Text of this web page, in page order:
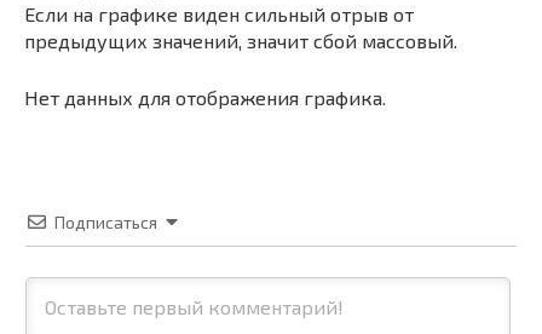
Если на графике виден сильный отрыв от
предыдущих значений, значит сбой массовый.
Нет данных для отображения графика.
Подписаться